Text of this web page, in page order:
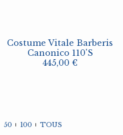
Accessoires
Chaussettes Cravates
Jeux
Costume Vitale Barberis
Canonico 110's
445,00 €
50 100 TOUS